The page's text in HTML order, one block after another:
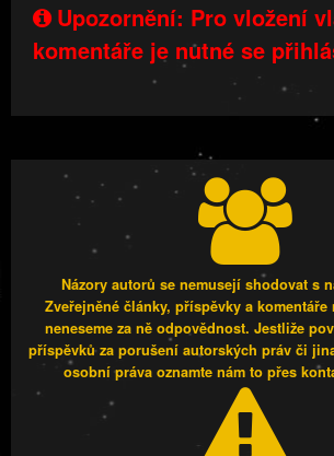
Upozornění: Pro vložení
komentáře je nutné se
Názory autorů se nemusejí shodovat s
Zveřejněné články, příspěvky a komentáře
neneseme za ně odpovědnost. Jestliže
příspěvků za porušení autorských práv či
osobní práva oznamte nám to přes